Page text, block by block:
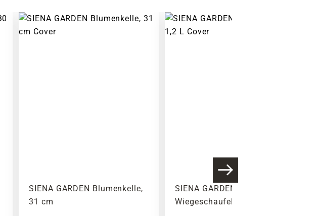
SIENA GARDEN Blumenkelle,
31 cm
SIENA GARDEN
Wiegeschaufel, 1,2 L